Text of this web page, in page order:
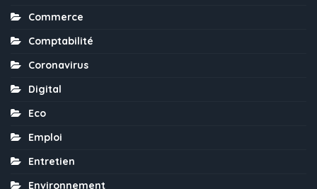
Commerce
Comptabilité
Coronavirus
Digital
Eco
Emploi
Entretien
Environnement